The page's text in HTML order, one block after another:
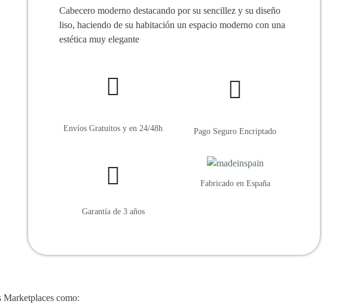
Cabecero moderno destacando por su sencillez y su diseño
liso, haciendo de su habitación un espacio moderno con una
estética muy elegante
Envíos Gratuitos y en 24/48h Pago Seguro Encriptado
Garantía de 3 años
Fabricado en España
como: